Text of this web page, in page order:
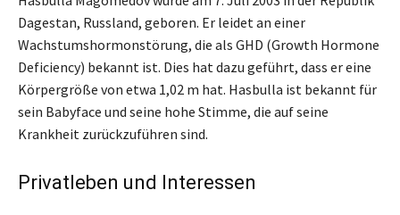
Dagestan, Russland, geboren. Er leidet an einer
Wachstumshormonstörung, die als GHD (Growth Hormone
Deficiency) bekannt ist. Dies hat dazu geführt, dass er eine
Körpergröße von etwa 1,02 m hat. Hasbulla ist bekannt für
sein Babyface und seine hohe Stimme, die auf seine
Krankheit zurückzuführen sind.
Privatleben und Interessen